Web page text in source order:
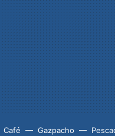
Café Gazpacho